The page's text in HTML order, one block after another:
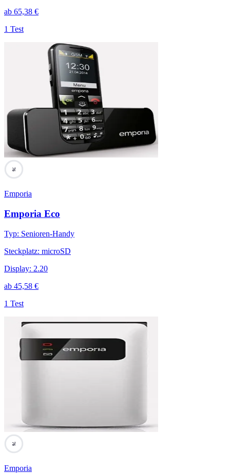
ab 65,38 €
1 Test
76
Emporia
Emporia Eco
Typ: Senioren-Handy
Steckplatz: microSD
Display: 2.20
ab 45,58 €
1 Test
76
Emporia